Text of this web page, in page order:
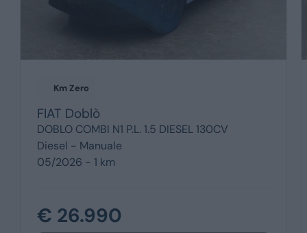
Km Zero
FIAT Doblò
DOBLO COMBI N1 P.L. 1.5 DIESEL 130CV
Diesel - Manuale
05/2026 - 1 km
€ 26.990